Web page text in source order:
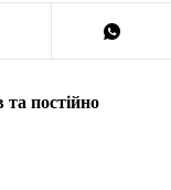
постійно